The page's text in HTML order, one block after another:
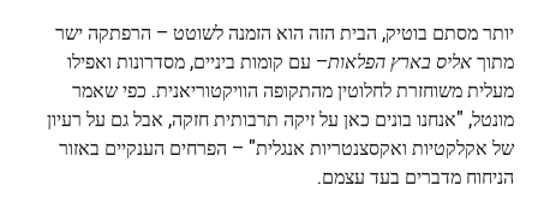
יותר מסתם בוטיק, הבית הזה הוא הזמנה לשוטט – הרפתקה ישר
מתוךאליס בארץ הפלאות– עם קומות ביניים, מסדרונות ואפילו
מעלית משוחזרת לחלוטין מהתקופה הוויקטוריאנית. כפי שאמר
מונטל, "אנחנו בונים כאן על זיקה תרבותית חזקה, אבל גם על רעיון
של אקלקטיות ואקסצנטריות אנגלית" – הפרחים הענקיים באזור
הניחוח מדברים בעד עצמם.